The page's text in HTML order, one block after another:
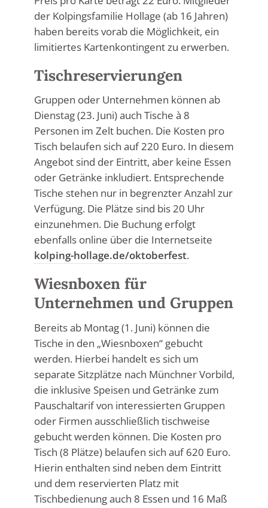
der Kolpingsfamilie Hollage (ab 16 Jahren)
haben bereits vorab die Möglichkeit, ein
limitiertes Kartenkontingent zu erwerben.
Tischreservierungen
Gruppen oder Unternehmen können ab
Dienstag (23. Juni) auch Tische à 8
Personen im Zelt buchen. Die Kosten pro
Tisch belaufen sich auf 220 Euro. In diesem
Angebot sind der Eintritt, aber keine Essen
oder Getränke inkludiert. Entsprechende
Tische stehen nur in begrenzter Anzahl zur
Verfügung. Die Plätze sind bis 20 Uhr
einzunehmen. Die Buchung erfolgt
ebenfalls online über die Internetseite
kolping-hollage.de/oktoberfest.
Wiesnboxen für
Unternehmen und Gruppen
Bereits ab Montag (1. Juni) können die
Tische in den „Wiesnboxen“ gebucht
werden. Hierbei handelt es sich um
separate Sitzplätze nach Münchner Vorbild,
die inklusive Speisen und Getränke zum
Pauschaltarif von interessierten Gruppen
oder Firmen ausschließlich tischweise
gebucht werden können. Die Kosten pro
Tisch (8 Plätze) belaufen sich auf 620 Euro.
Hierin enthalten sind neben dem Eintritt
und dem reservierten Platz mit
Tischbedienung auch 8 Essen und 16 Maß